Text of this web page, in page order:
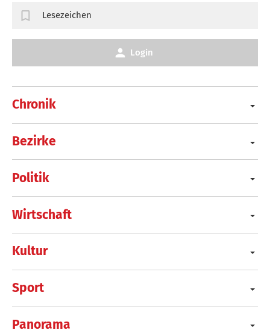
Chronik
Bezirke
Politik
Wirtschaft
Kultur
Sport
Panorama
Lesezeichen
Login